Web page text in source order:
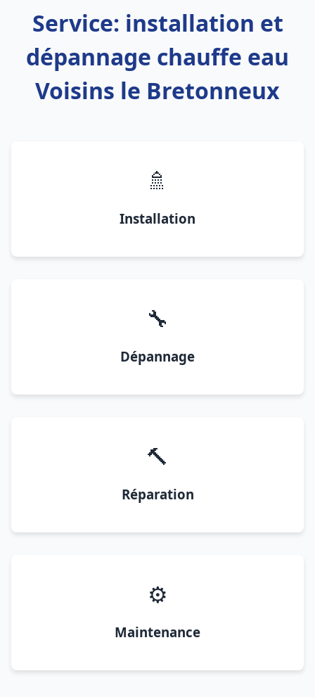
Service: installation et
dépannage chauffe eau
Voisins le Bretonneux
🚿
Installation
🔧
Dépannage
🔨
Réparation
⚙️
Maintenance